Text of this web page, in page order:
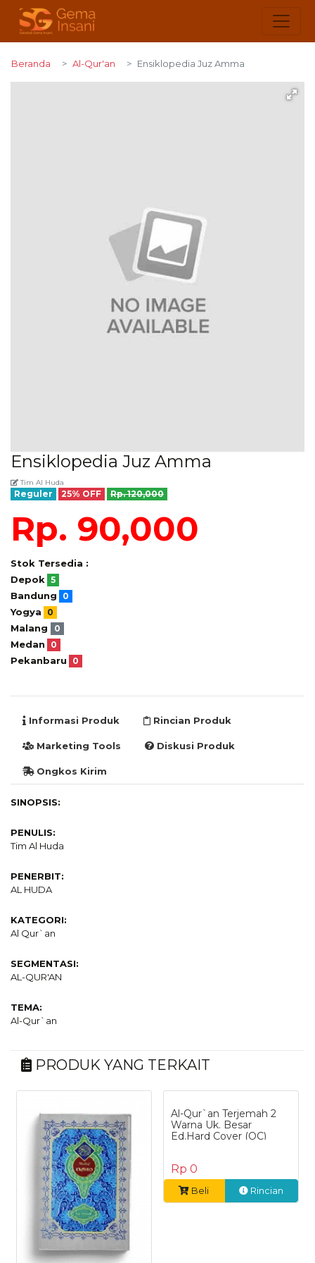
Beranda Al-Qur'an Ensiklopedia Juz Amma
Ensiklopedia Juz Amma
Tim Al Huda
Reguler 25% OFF Rp. 120,000
Rp. 90,000
Stok Tersedia :
Depok 5
Bandung 0
Yogya 0
Malang 0
Medan 0
Pekanbaru 0
Informasi Produk Rincian Produk
Marketing Tools Diskusi Produk
Ongkos Kirim
SINOPSIS:
PENULIS:
Tim Al Huda
PENERBIT:
AL HUDA
KATEGORI:
Al Qur`an
SEGMENTASI:
AL-QUR'AN
TEMA:
Al-Qur`an
PRODUK YANG TERKAIT
Al-Qur`an Terjemah 2
Warna Uk. Besar
Ed.Hard Cover (OC)
Rp 0
Beli Rincian